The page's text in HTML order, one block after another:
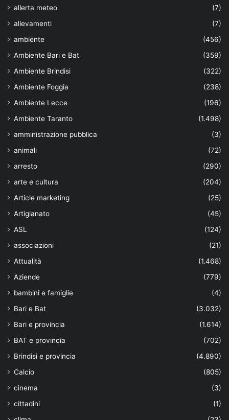
allerta meteo
(7)
allevamenti
(7)
ambiente
(456)
Ambiente Bari e Bat
(359)
Ambiente Brindisi
(322)
Ambiente Foggia
(238)
Ambiente Lecce
(196)
Ambiente Taranto
(1.498)
amministrazione pubblica
(3)
animali
(72)
arresto
(290)
arte e cultura
(204)
Article marketing
(25)
Artigianato
(45)
ASL
(124)
associazioni
(21)
Attualità
(1.468)
Aziende
(779)
bambini e famiglie
(4)
Bari e Bat
(3.032)
Bari e provincia
(1.614)
BAT e provincia
(702)
Brindisi e provincia
(4.890)
Calcio
(805)
cinema
(3)
cittadini
(1)